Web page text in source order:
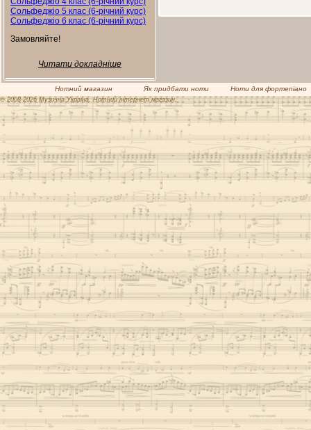
Сольфеджіо 5 клас (6-річний курс)
Сольфеджіо 6 клас (6-річний курс)
Замовляйте!
Читати докладніше
Нотний магазин Як придбати ноти Ноти для фортепіано
© 2008-2026 Музична Україна. Нотний інтернет магазин.